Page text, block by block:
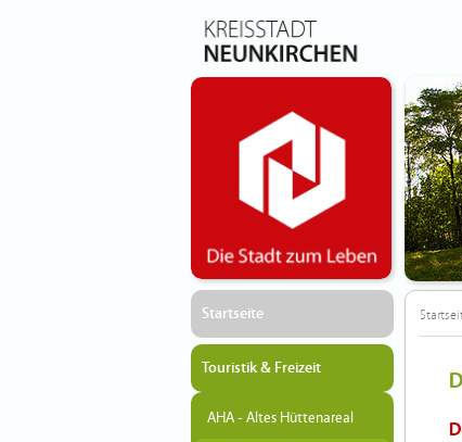
Startseite
Touristik & Freizeit
AHA - Altes Hüttenareal